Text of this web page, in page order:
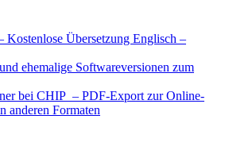
Kostenlose Übersetzung Englisch –
ehemalige Softwareversionen zum
bei CHIP – PDF-Export zur Online-
anderen Formaten